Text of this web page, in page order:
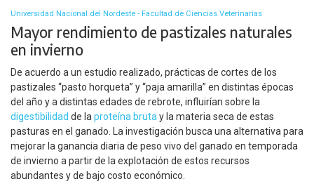
Universidad Nacional del Nordeste - Facultad de Ciencias Veterinarias
Mayor rendimiento de pastizales naturales
en invierno
De acuerdo a un estudio realizado, prácticas de cortes de los
pastizales “pasto horqueta” y “paja amarilla” en distintas épocas
del año y a distintas edades de rebrote, influirían sobre la
digestibilidad de laproteína brutay la materia seca de estas
pasturas en el ganado. La investigación busca una alternativa para
mejorar la ganancia diaria de peso vivo del ganado en temporada
de invierno a partir de la explotación de estos recursos
abundantes y de bajo costo económico.